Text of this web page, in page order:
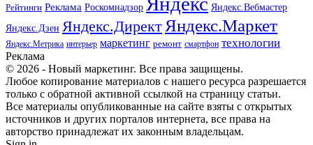
Рейтинги Реклама Роскомнадзор Яндекс.Вебмастер
Яндекс.Дзен Яндекс.ДиректЯндекс.Маркет
Яндекс.Метрика интерьер маркетинг ремонт смартфон технологии
Реклама
© 2026 - Новый маркетинг. Все права защищены.
Любое копирование материалов с нашего ресурса разрешается
только с обратной активной ссылкой на страницу статьи.
Все материалы опубликованные на сайте взяты с открытых
источников и других порталов интернета, все права на
авторство принадлежат их законным владельцам.